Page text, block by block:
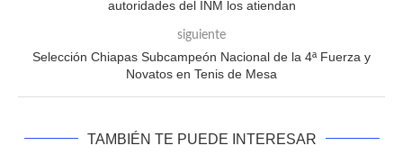
autoridades del INM los atiendan
siguiente
Selección Chiapas Subcampeón Nacional de la 4ª Fuerza y
Novatos en Tenis de Mesa
TAMBIÉN TE PUEDE INTERESAR